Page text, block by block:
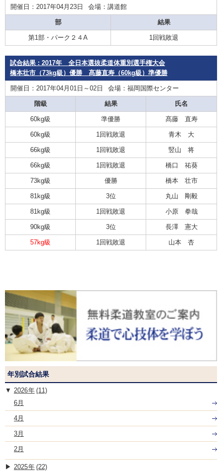
開催日：2017年04月23日 会場：講道館
部 結果
第1部・パーク２４A 1回戦敗退
試合結果 : 2017年 全日本選抜柔道体重別選手権大会
橋本壮市（73kg級）優勝 髙藤直寿（60kg級）準優勝
開催日：2017年04月01日～02日 会場：福岡国際センター
階級 結果 氏名
60kg級 準優勝 髙藤 直寿
60kg級 1回戦敗退 青木 大
66kg級 1回戦敗退 竪山 将
66kg級 1回戦敗退 橋口 祐葵
73kg級 優勝 橋本 壮市
81kg級 3位 丸山 剛毅
81kg級 1回戦敗退 小原 拳哉
90kg級 3位 長澤 憲大
57kg級 1回戦敗退 山本 杏
年別試合結果
2026
(11)
6月
4月
3月
2月
2025 (22)